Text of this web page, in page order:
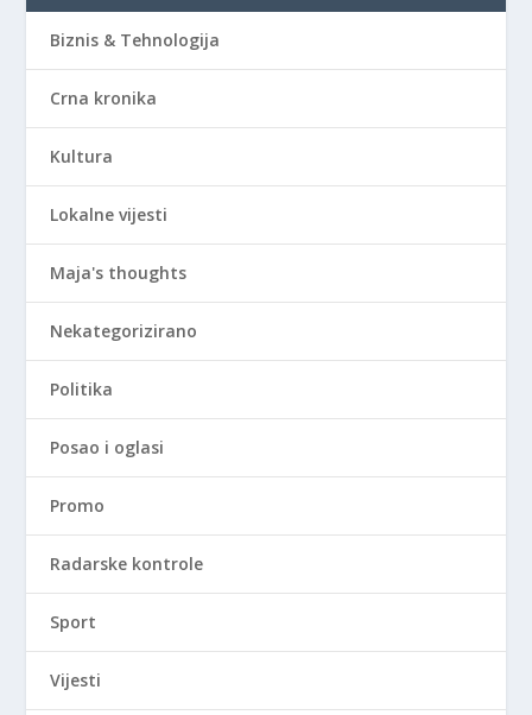
Biznis & Tehnologija
Crna kronika
Kultura
Lokalne vijesti
Maja's thoughts
Nekategorizirano
Politika
Posao i oglasi
Promo
Radarske kontrole
Sport
Vijesti